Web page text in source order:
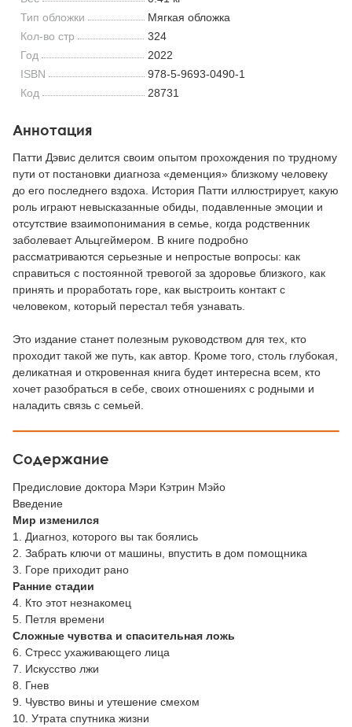
Тип обложки
Мягкая обложка
Кол-во стр
324
Год
2022
ISBN
978-5-9693-0490-1
Код
28731
Аннотация
Патти Дэвис делится своим опытом прохождения по трудному
пути от постановки диагноза «деменция» близкому человеку
до его последнего вздоха. История Патти иллюстрирует, какую
роль играют невысказанные обиды, подавленные эмоции и
отсутствие взаимопонимания в семье, когда родственник
заболевает Альцгеймером. В книге подробно
рассматриваются серьезные и непростые вопросы: как
справиться с постоянной тревогой за здоровье близкого, как
принять и проработать горе, как выстроить контакт с
человеком, который перестал тебя узнавать.
Это издание станет полезным руководством для тех, кто
проходит такой же путь, как автор. Кроме того, столь глубокая,
деликатная и откровенная книга будет интересна всем, кто
хочет разобраться в себе, своих отношениях с родными и
наладить связь с семьей.
Содержание
Предисловие доктора Мэри Кэтрин Мэйо
Введение
Мир изменился
1. Диагноз, которого вы так боялись
2. Забрать ключи от машины, впустить в дом помощника
3. Горе приходит рано
Ранние стадии
4. Кто этот незнакомец
5. Петля времени
Сложные чувства и спасительная ложь
6. Стресс ухаживающего лица
7. Искусство лжи
8. Гнев
9. Чувство вины и утешение смехом
10. Утрата спутника жизни